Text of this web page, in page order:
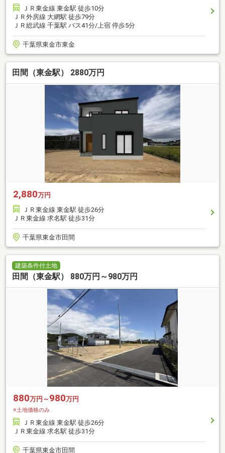
ＪＲ東金線 東金駅 徒歩10分
ＪＲ外房線 大網駅 徒歩79分
ＪＲ総武線 千葉駅 バス41分/上宿 停歩5分
千葉県東金市東金
田間（東金駅） 2880万円
2,880万円
ＪＲ東金線 東金駅 徒歩26分
ＪＲ東金線 求名駅 徒歩31分
千葉県東金市田間
建築条件付土地
田間（東金駅） 880万円～980万円
880万円～ 980万円
※土地価格のみ
ＪＲ東金線 東金駅 徒歩26分
ＪＲ東金線 求名駅 徒歩31分
千葉県東金市田間